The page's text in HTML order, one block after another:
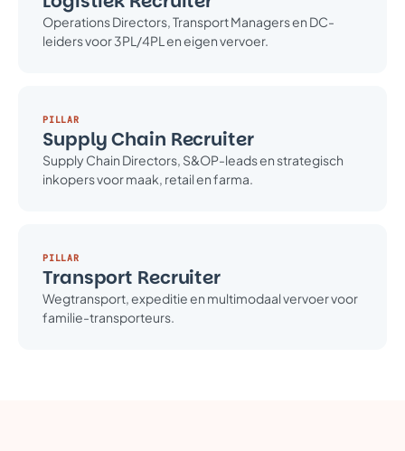
Operations Directors, Transport Managers en DC-
leiders voor 3PL/4PL en eigen vervoer.
PILLAR
Supply Chain Recruiter
Supply Chain Directors, S&OP-leads en strategisch
inkopers voor maak, retail en farma.
PILLAR
Transport Recruiter
Wegtransport, expeditie en multimodaal vervoer voor
familie-transporteurs.